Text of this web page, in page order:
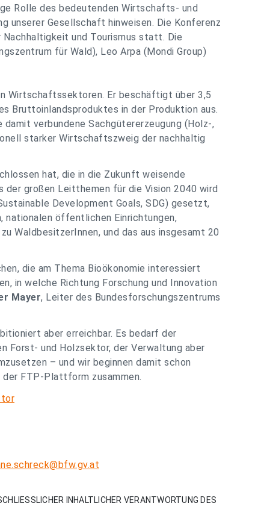
Rolle des bedeutenden Wirtschafts- und
unserer Gesellschaft hinweisen. Die Konferenz
und Tourismus statt. Die
für Wald), Leo Arpa (Mondi Group)
Wirtschaftssektoren. Er beschäftigt über 3,5
Bruttoinlandsproduktes in der Produktion aus.
verbundene Sachgütererzeugung (Holz-,
starker Wirtschaftszweig der nachhaltig
hat, die in die Zukunft weisende
der großen Leitthemen für die Vision 2040 wird
Development Goals, SDG) gesetzt,
nationalen öffentlichen Einrichtungen,
WaldbesitzerInnen, und das aus insgesamt 20
die am Thema Bioökonomie interessiert
in welche Richtung Forschung und Innovation
Mayer, Leiter des Bundesforschungszentrums
aber erreichbar. Es bedarf der
Forst- und Holzsektor, der Verwaltung aber
– und wir beginnen damit schon
der FTP-Plattform zusammen.
INHALTLICHER VERANTWORTUNG DES